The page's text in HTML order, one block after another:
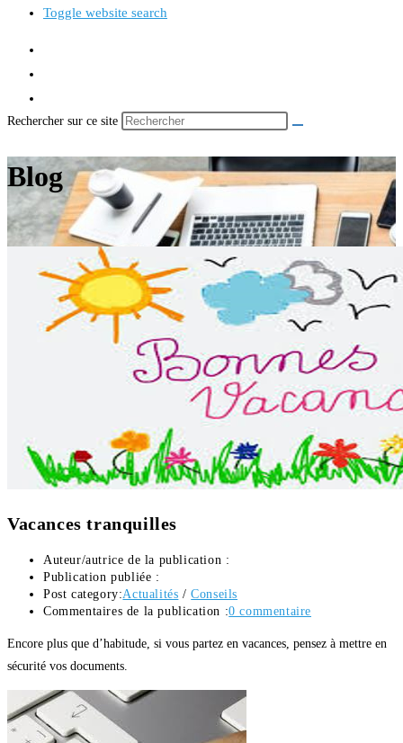
Toggle website search
Rechercher sur ce site
Blog
Vacances tranquilles
Auteur/autrice de la publication :
Publication publiée :
Post category:Actualités / Conseils
Commentaires de la publication :0 commentaire
Encore plus que d’habitude, si vous partez en vacances, pensez à mettre en
sécurité vos documents.